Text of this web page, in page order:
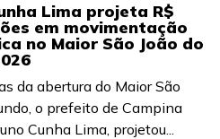
Lima projeta R$
em movimentação
no Maior São João do
da abertura do Maior São
o prefeito de Campina
Cunha Lima, projetou...